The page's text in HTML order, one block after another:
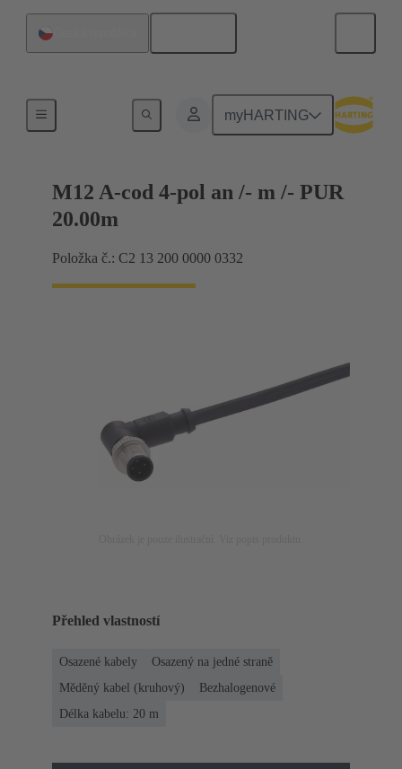
myHARTING
M12 A-cod 4-pol an /- m /- PUR
20.00m
Položka č.: C2 13 200 0000 0332
Přehled vlastností
Osazené kabely
Osazený na jedné straně
Měděný kabel (kruhový)
Bezhalogenové
Délka kabelu: 20 m